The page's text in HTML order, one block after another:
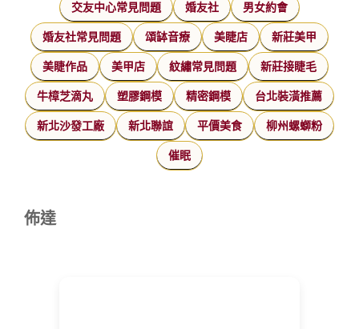
交友中心常見問題 婚友社 男女約會
婚友社常見問題 頌缽音療 美睫店 新莊美甲
美睫作品 美甲店 紋繡常見問題 新莊接睫毛
牛樟芝滴丸 塑膠鋼模 精密鋼模 台北裝潢推薦
新北沙發工廠 新北聯誼 平價美食 柳州螺螄粉
催眠
佈達